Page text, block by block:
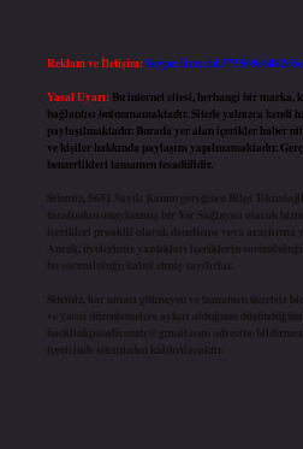
Reklam ve İletişim:Skype:
Yasal Uyarı: Bu internet sitesi, herhangi bir marka,
bağlantısı bulunmamaktadır. Sitede yalnızca kendi
paylaşılmaktadır. Burada yer alan içerikler haber
ve kişiler hakkında paylaşım yapılmamaktadır.
benzerlikleri tamamen tesadüfidir.
Sitemiz, 5651 Sayılı Kanun gereğince Bilgi
tarafından onaylanmış bir Yer Sağlayıcı olarak
içerikleri proaktif olarak denetleme veya araştırma
Ancak, üyelerimiz yazdıkları içeriklerin
bu sorumluluğu kabul etmiş sayılırlar.
Sitemiz, kar amacı gütmeyen ve tamamen ücretsiz
ve yasal düzenlemelere aykırı olduğunu
backlinkpanelicomtr@gmail.com adresine
içerisinde sitemizden kaldırılacaktır.